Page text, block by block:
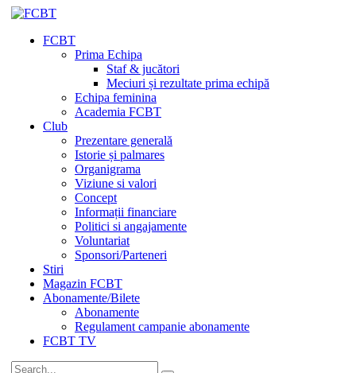
FCBT
Prima Echipa
Staf & jucători
Meciuri și rezultate prima echipă
Echipa feminina
Academia FCBT
Club
Prezentare generală
Istorie și palmares
Organigrama
Viziune si valori
Concept
Informații financiare
Politici si angajamente
Voluntariat
Sponsori/Parteneri
Stiri
Magazin FCBT
Abonamente/Bilete
Abonamente
Regulament campanie abonamente
FCBT TV